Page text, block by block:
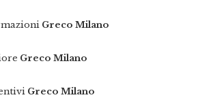
Greco Milano
Greco Milano
Greco Milano